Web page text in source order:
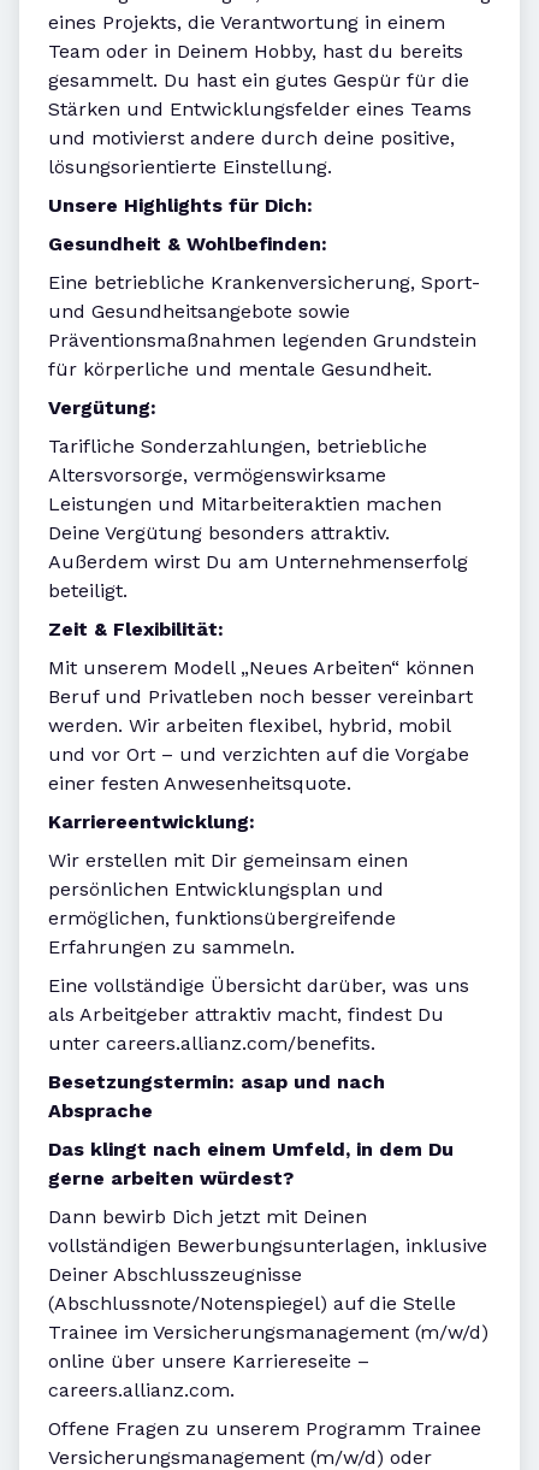
eines Projekts, die Verantwortung in einem
Team oder in Deinem Hobby, hast du bereits
gesammelt. Du hast ein gutes Gespür für die
Stärken und Entwicklungsfelder eines Teams
und motivierst andere durch deine positive,
lösungsorientierte Einstellung.
Unsere Highlights für Dich:
Gesundheit & Wohlbefinden:
Eine betriebliche Krankenversicherung, Sport-
und Gesundheitsangebote sowie
Präventionsmaßnahmen legenden Grundstein
für körperliche und mentale Gesundheit.
Vergütung:
Tarifliche Sonderzahlungen, betriebliche
Altersvorsorge, vermögenswirksame
Leistungen und Mitarbeiteraktien machen
Deine Vergütung besonders attraktiv.
Außerdem wirst Du am Unternehmenserfolg
beteiligt.
Zeit & Flexibilität:
Mit unserem Modell „Neues Arbeiten“ können
Beruf und Privatleben noch besser vereinbart
werden. Wir arbeiten flexibel, hybrid, mobil
und vor Ort – und verzichten auf die Vorgabe
einer festen Anwesenheitsquote.
Karriereentwicklung:
Wir erstellen mit Dir gemeinsam einen
persönlichen Entwicklungsplan und
ermöglichen, funktionsübergreifende
Erfahrungen zu sammeln.
Eine vollständige Übersicht darüber, was uns
als Arbeitgeber attraktiv macht, findest Du
unter careers.allianz.com/benefits.
Besetzungstermin: asap und nach
Absprache
Das klingt nach einem Umfeld, in dem Du
gerne arbeiten würdest?
Dann bewirb Dich jetzt mit Deinen
vollständigen Bewerbungsunterlagen, inklusive
Deiner Abschlusszeugnisse
(Abschlussnote/Notenspiegel) auf die Stelle
Trainee im Versicherungsmanagement (m/w/d)
online über unsere Karriereseite –
careers.allianz.com.
Offene Fragen zu unserem Programm Trainee
Versicherungsmanagement (m/w/d) oder